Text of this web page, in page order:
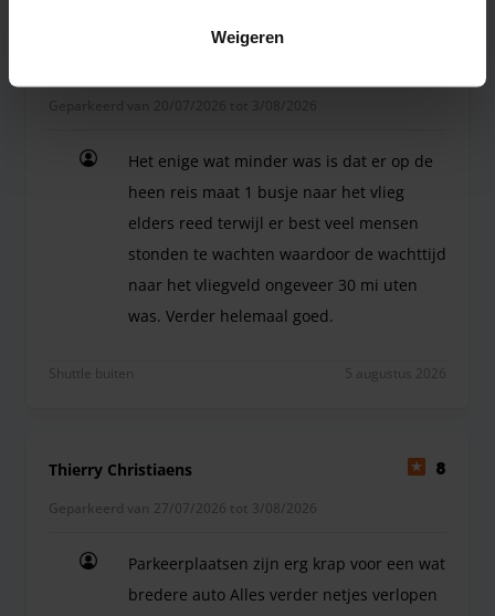
Weigeren
Het enige wat minder was is dat er op de
heen reis maat 1 busje naar het vlieg
elders reed terwijl er best veel mensen
stonden te wachten waardoor de wachttijd
naar het vliegveld ongeveer 30 mi uten
was. Verder helemaal goed.
Shuttle buiten 5 augustus 2026
Thierry Christiaens 8
Geparkeerd van 27/07/2026 tot 3/08/2026
Parkeerplaatsen zijn erg krap voor een wat
bredere auto Alles verder netjes verlopen